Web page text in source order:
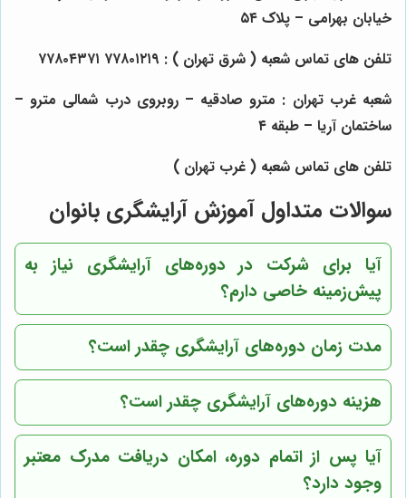
خیابان بهرامی – پلاک ۵۴
تلفن های تماس شعبه ( شرق تهران ) : ۷۷۸۰۱۲۱۹ ۷۷۸۰۴۳۷۱
شعبه غرب تهران : مترو صادقیه – روبروی درب شمالی مترو –
ساختمان آریا – طبقه ۴
تلفن های تماس شعبه ( غرب تهران )
سوالات متداول آموزش آرایشگری بانوان
آیا برای شرکت در دوره‌های آرایشگری نیاز به
پیش‌زمینه خاصی دارم؟
مدت زمان دوره‌های آرایشگری چقدر است؟
هزینه دوره‌های آرایشگری چقدر است؟
آیا پس از اتمام دوره، امکان دریافت مدرک معتبر
وجود دارد؟